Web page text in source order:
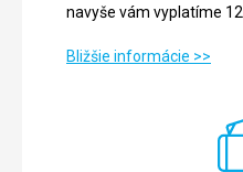
navyše vám vyplatíme
Bližšie informácie >>